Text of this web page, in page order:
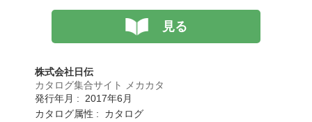
見る
株式会社日伝
カタログ集合サイト メカカタ
発行年月 : 2017年6月
カタログ属性 : カタログ